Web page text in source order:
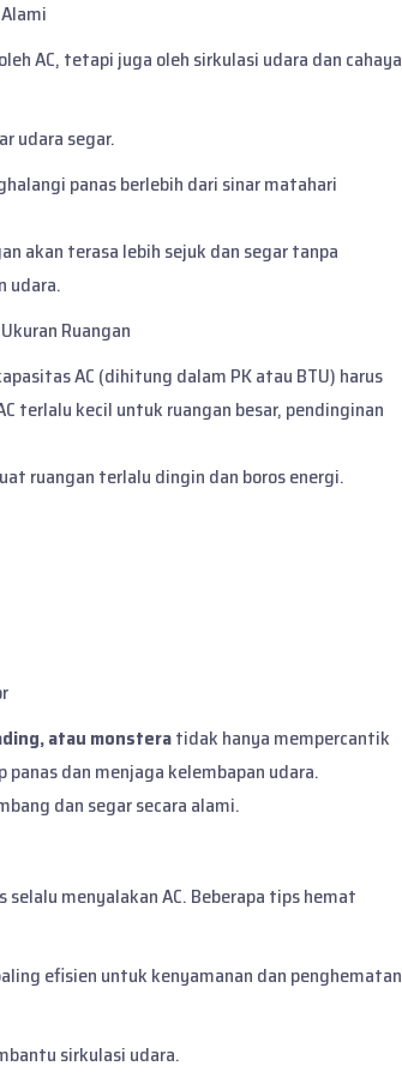
AC, tetapi juga oleh sirkulasi udara dan cahaya
udara segar.
panas berlebih dari sinar matahari
akan terasa lebih sejuk dan segar tanpa
udara.
Ruangan
AC (dihitung dalam PK atau BTU) harus
terlalu kecil untuk ruangan besar, pendinginan
ruangan terlalu dingin dan boros energi.
atau monsteratidak hanya mempercantik
dan menjaga kelembapan udara.
dan segar secara alami.
menyalakan AC. Beberapa tips hemat
efisien untuk kenyamanan dan penghematan
sirkulasi udara.